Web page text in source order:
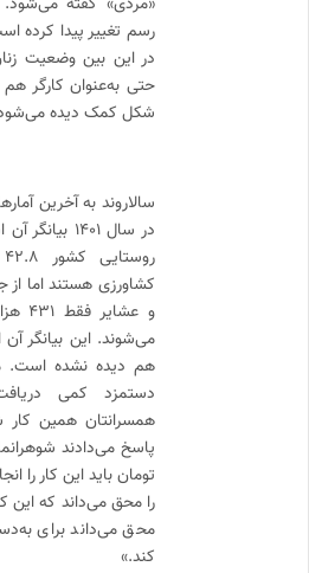
«مردی» گفته
رسم تغییر پیدا کرده
در این بین وضعیت
حتی به‌عنوان کارگر
شکل کمک دیده
سالاروند به آخرین
و
می‌شوند. این بیانگر
هم دیده نشده است.
دستمزد کمی
همسرانتان همین کار
تومان باید این کار را
را محق می‌داند که این
محق می‌داند برای
کند.»